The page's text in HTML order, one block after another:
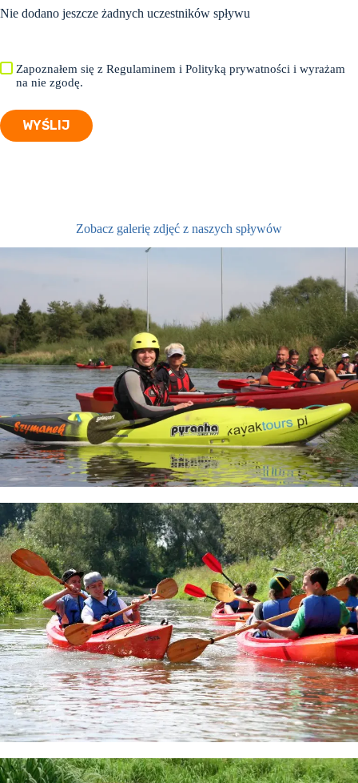
Nie dodano jeszcze żadnych uczestników spływu
Zapoznałem się z Regulaminem i Polityką prywatności i wyrażam
na nie zgodę.
WYŚLIJ
Zobacz galerię zdjęć z naszych spływów